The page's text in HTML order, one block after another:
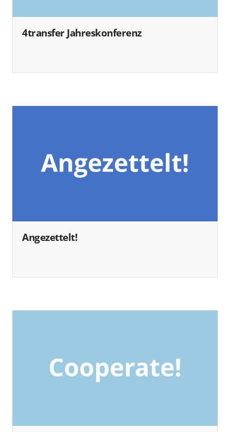
4transfer Jahreskonferenz
Angezettelt!